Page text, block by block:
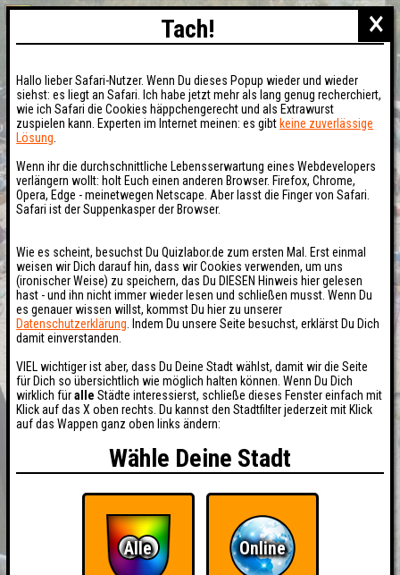
×
Tach!
Hallo lieber Safari-Nutzer. Wenn Du dieses Popup wieder und wieder
siehst: es liegt an Safari. Ich habe jetzt mehr als lang genug recherchiert,
wie ich Safari die Cookies häppchengerecht und als Extrawurst
zuspielen kann. Experten im Internet meinen: es gibt keine zuverlässige
Lösung
Wenn ihr die durchschnittliche Lebensserwartung eines Webdevelopers
verlängern wollt: holt Euch einen anderen Browser. Firefox, Chrome,
Opera, Edge - meinetwegen Netscape. Aber lasst die Finger von Safari.
Safari ist der Suppenkasper der Browser.
Wie es scheint, besuchst Du Quizlabor.de zum ersten Mal. Erst einmal
weisen wir Dich darauf hin, dass wir Cookies verwenden, um uns
(ironischer Weise) zu speichern, das Du DIESEN Hinweis hier gelesen
hast - und ihn nicht immer wieder lesen und schließen musst. Wenn Du
es genauer wissen willst, kommst Du hier zu unserer
Datenschutzerklärung . Indem Du unsere Seite besuchst, erklärst Du Dich
damit einverstanden.
VIEL wichtiger ist aber, dass Du Deine Stadt wählst, damit wir die Seite
für Dich so übersichtlich wie möglich halten können. Wenn Du Dich
wirklich füralle Städte interessierst, schließe dieses Fenster einfach mit
Klick auf das X oben rechts. Du kannst den Stadtfilter jederzeit mit Klick
auf das Wappen ganz oben links ändern:
Wähle Deine Stadt
Alle Online